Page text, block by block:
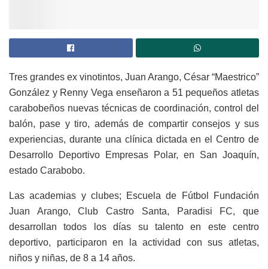
Tres grandes ex vinotintos, Juan Arango, César “Maestrico”
González y Renny Vega enseñaron a 51 pequeños atletas
carabobeños nuevas técnicas de coordinación, control del
balón, pase y tiro, además de compartir consejos y sus
experiencias, durante una clínica dictada en el Centro de
Desarrollo Deportivo Empresas Polar, en San Joaquín,
estado Carabobo.
Las academias y clubes; Escuela de Fútbol Fundación
Juan Arango, Club Castro Santa, Paradisi FC, que
desarrollan todos los días su talento en este centro
deportivo, participaron en la actividad con sus atletas,
niños y niñas, de 8 a 14 años.